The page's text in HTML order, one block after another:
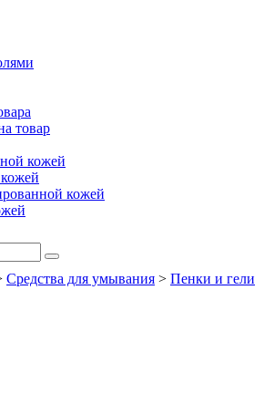
товар
кожей
кожей
Средства для умывания > Пенки и гели